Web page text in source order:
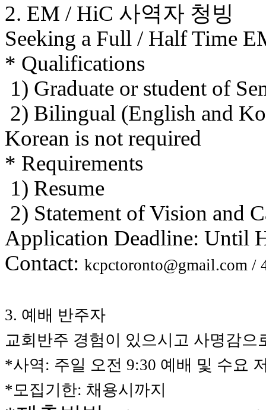
프
릴
리
지
구
발
기
부
전
치
료
약
심
중
절
코
리
아
e
뉴
규
노
제
휴
사
이
트
무
료
2. EM / HiC 사역자 청빙
Seeking a Full / Half Time
* Qualifications
1) Graduate or student of
2) Bilingual (English and
Korean is not required
* Requirements
1) Resume
2) Statement of Vision and
Application Deadline: Until
Contact: kcpctoronto@gmail.com /
3. 예배 반주자
교회반주 경험이 있으시고 사명감
*사역: 주일 오전 9:30 예배 및 수요
*모집기한: 채용시까지